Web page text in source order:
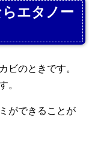
エタノー
ビのときです。
。
ができることが